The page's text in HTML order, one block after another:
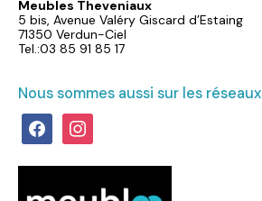
Meubles Theveniaux
5 bis, Avenue Valéry Giscard d’Estaing
71350 Verdun-Ciel
Tel.:03 85 91 85 17
Nous sommes aussi sur les réseaux
facebookinstagram